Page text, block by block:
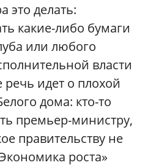
это делать:
какие-либо бумаги
или любого
власти
речь идет о плохой
дома: кто-то
премьер-министру,
правительству не
роста»